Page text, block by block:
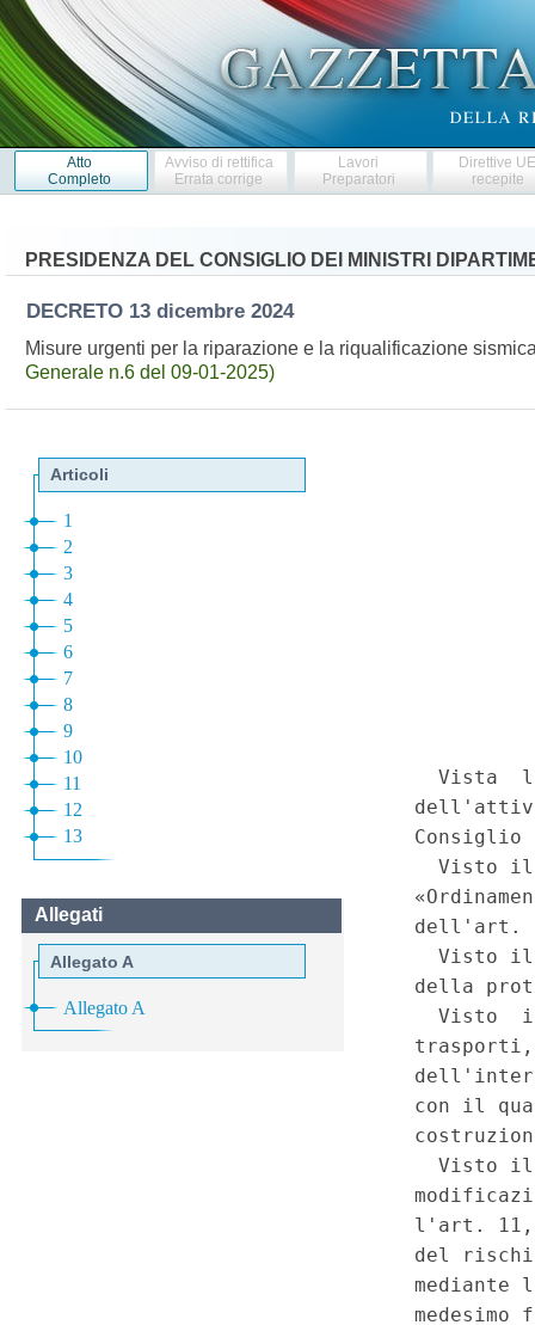
Atto
Completo
Avviso di rettifica
Errata corrige
Lavori
Preparatori
Direttive
recepite
PRESIDENZA DEL CONSIGLIO DEI MINISTRI
DECRETO 13 dicembre 2024
Misure urgenti per la riparazione e la riqualificazione
Generale n.6 del 09-01-2025)